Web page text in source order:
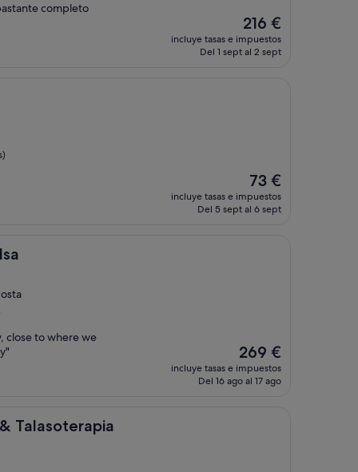
completo
El
precio
actual
216 €
incluye tasas e impuestos
Del 1 sept al 2 sept
El
precio
actual
73 €
incluye tasas e impuestos
Del 5 sept al 6 sept
close to where we
El
precio
actual
269 €
incluye tasas e impuestos
Del 16 ago al 17 ago
Talasoterapia